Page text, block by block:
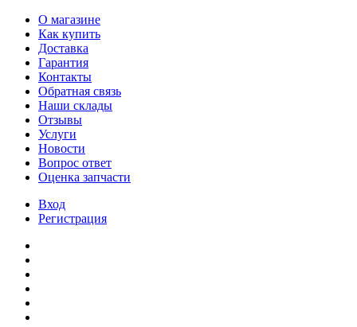
О магазине
Как купить
Доставка
Гарантия
Контакты
Обратная связь
Наши склады
Отзывы
Услуги
Новости
Вопрос ответ
Оценка запчасти
Вход
Регистрация